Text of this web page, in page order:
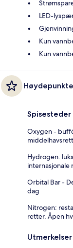
LED-
Kun
Kun
Spisesteder
Oxygen -
Hydrogen:
Orbital Bar -
dag
Nitrogen:
retter. Åpen